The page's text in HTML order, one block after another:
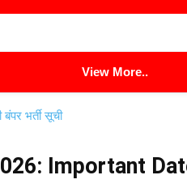
View More..
भर्ती सूची
Important